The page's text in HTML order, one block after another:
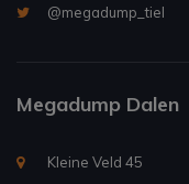
@megadump_tiel
Megadump Dalen
Kleine Veld 45